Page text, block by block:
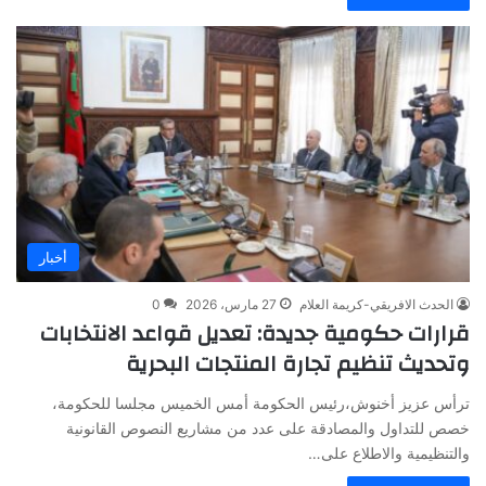
أخبار
الحدث الافريقي-كريمة العلام 27 مارس، 2026 0
قرارات حكومية جديدة: تعديل قواعد الانتخابات
وتحديث تنظيم تجارة المنتجات البحرية
ترأس عزيز أخنوش،رئيس الحكومة أمس الخميس مجلسا للحكومة،
خصص للتداول والمصادقة على عدد من مشاريع النصوص القانونية
والتنظيمية والاطلاع على…